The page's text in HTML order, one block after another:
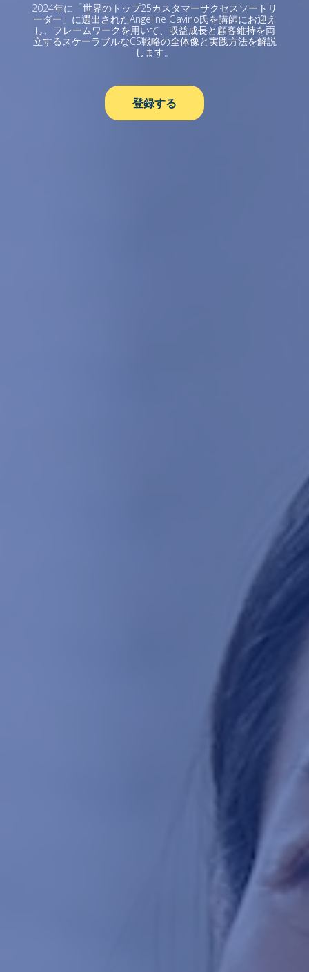
2024年に「世界のトップ25カスタマーサクセスソートリ
ーダー」に選出されたAngeline Gavino氏を講師にお迎え
し、フレームワークを用いて、収益成長と顧客維持を両
立するスケーラブルなCS戦略の全体像と実践方法を解説
します。
登録する